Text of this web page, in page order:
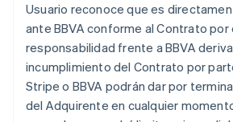
Usuario reconoce que es
ante BBVA conforme al Contrato por
responsabilidad frente a BBVA
incumplimiento del Contrato por
Stripe o BBVA podrán dar por
del Adquirente en cualquier